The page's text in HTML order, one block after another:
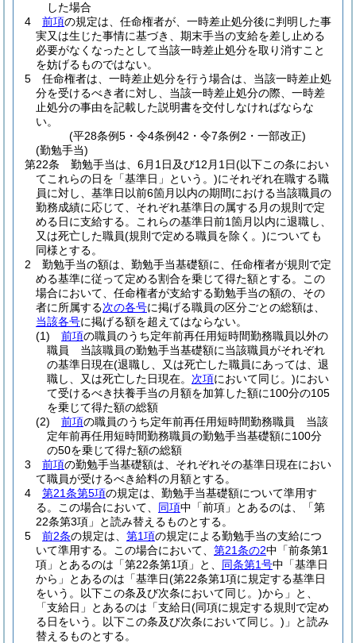
した場合
4
前項の規定は、任命権者が、一時差止処分後に判明した事
実又は生じた事情に基づき、期末手当の支給を差し止める
必要がなくなったとして当該一時差止処分を取り消すこと
を妨げるものではない。
5
任命権者は、一時差止処分を行う場合は、当該一時差止処
分を受けるべき者に対し、当該一時差止処分の際、一時差
止処分の事由を記載した説明書を交付しなければならな
い。
(平28条例5・令4条例42・令7条例2・一部改正)
(勤勉手当)
第22条
勤勉手当は、6月1日及び12月1日(以下この条におい
てこれらの日を「基準日」という。)にそれぞれ在職する職
員に対し、基準日以前6箇月以内の期間における当該職員の
勤務成績に応じて、それぞれ基準日の属する月の規則で定
める日に支給する。
これらの基準日前1箇月以内に退職し、
又は死亡した職員(規則で定める職員を除く。)についても
同様とする。
2
勤勉手当の額は、勤勉手当基礎額に、任命権者が規則で定
める基準に従って定める割合を乗じて得た額とする。
この
場合において、任命権者が支給する勤勉手当の額の、その
者に所属する次の各号に掲げる職員の区分ごとの総額は、
当該各号に掲げる額を超えてはならない。
(1)
前項の職員のうち定年前再任用短時間勤務職員以外の
職員 当該職員の勤勉手当基礎額に当該職員がそれぞれ
の基準日現在(退職し、又は死亡した職員にあっては、退
職し、又は死亡した日現在。 次項において同じ。)におい
て受けるべき扶養手当の月額を加算した額に100分の105
を乗じて得た額の総額
(2)
前項の職員のうち定年前再任用短時間勤務職員 当該
定年前再任用短時間勤務職員の勤勉手当基礎額に100分
の50を乗じて得た額の総額
3
前項の勤勉手当基礎額は、それぞれその基準日現在におい
て職員が受けるべき給料の月額とする。
4
第21条第5項の規定は、勤勉手当基礎額について準用す
る。
この場合において、 同項中「前項」とあるのは、「第
22条第3項」と読み替えるものとする。
5
前2条の規定は、 第1項の規定による勤勉手当の支給につ
いて準用する。
この場合において、 第21条の2中「前条第1
項」とあるのは「第22条第1項」と、 同条第1号中「基準日
から」とあるのは「基準日(第22条第1項に規定する基準日
をいう。以下この条及び次条において同じ。)から」と、
「支給日」とあるのは「支給日(同項に規定する規則で定め
る日をいう。以下この条及び次条において同じ。) 」と読み
替えるものとする。